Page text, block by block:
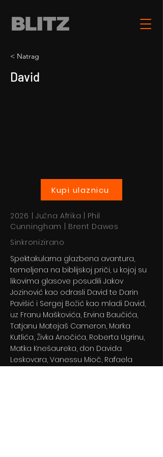
< Natrag
David
Kupi ulaznicu
2026 | Južna Afrika | Phil
Cunningham | Brent Dawes
Sinkronizirano
Spektakularna glazbena avantura,
temeljena na biblijskoj priči, u kojoj su
likovima glasove posudili Jakov
Jozinović kao odrasli David te Darin
Pavišić i Sergej Božić kao mladi David,
uz Franu Maškovića, Ervina Baučića,
Tatjanu Matejaš Cameron, Marka
Kutlića, Živka Anočića, Roberta Ugrinu,
Matka Knešaureka, don Davida
Leskovara, Vanessu Mioč, Rafaela